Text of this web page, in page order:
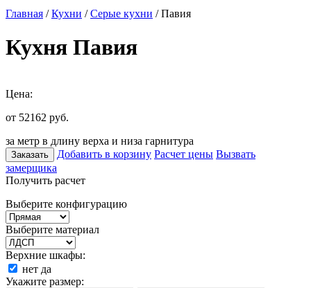
Главная /Кухни /Серые кухни / Павия
Кухня Павия
Цена:
от 52162 руб.
за метр в длину верха и низа гарнитура
Заказать Добавить в корзину Расчет цены Вызвать
замерщика
Получить расчет
Выберите конфигурацию
Выберите материал
Верхние шкафы:
нет да
Укажите размер: